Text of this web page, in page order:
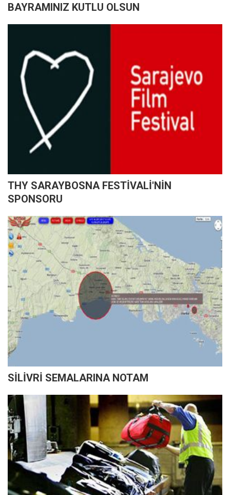
BAYRAMINIZ KUTLU OLSUN
THY SARAYBOSNA FESTİVALİ'NİN
SPONSORU
SİLİVRİ SEMALARINA NOTAM